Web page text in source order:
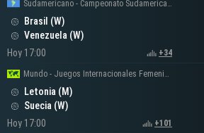
Sudamericano - Campeonato Sudamericano Femenino
Brasil (W)
Venezuela (W)
Hoy 17:00
+34
Mundo - Juegos Internacionales Femeninos
Letonia (M)
Suecia (W)
Hoy 17:00
+101